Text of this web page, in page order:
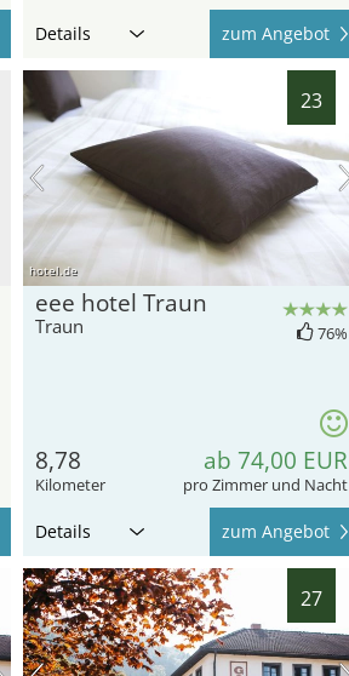
Details zum Angebot
23
hotel.de
eee hotel Traun
Traun 76%
8,78
Kilometer
ab 74,00 EUR
pro Zimmer und Nacht
Details zum Angebot
27